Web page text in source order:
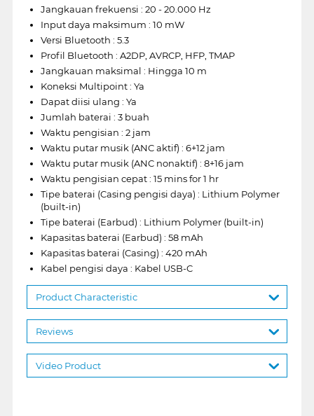
Jangkauan frekuensi : 20 - 20.000 Hz
Input daya maksimum : 10 mW
Versi Bluetooth : 5.3
Profil Bluetooth : A2DP, AVRCP, HFP, TMAP
Jangkauan maksimal : Hingga 10 m
Koneksi Multipoint : Ya
Dapat diisi ulang : Ya
Jumlah baterai : 3 buah
Waktu pengisian : 2 jam
Waktu putar musik (ANC aktif) : 6+12 jam
Waktu putar musik (ANC nonaktif) : 8+16 jam
Waktu pengisian cepat : 15 mins for 1 hr
Tipe baterai (Casing pengisi daya) : Lithium Polymer
(built-in)
Tipe baterai (Earbud) : Lithium Polymer (built-in)
Kapasitas baterai (Earbud) : 58 mAh
Kapasitas baterai (Casing) : 420 mAh
Kabel pengisi daya : Kabel USB-C
Product Characteristic
Reviews
Video Product